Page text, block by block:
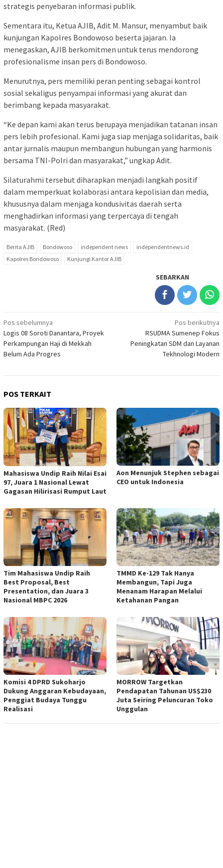
strategis penyebaran informasi publik.
Sementara itu, Ketua AJIB, Adit M. Mansur, menyambut baik
kunjungan Kapolres Bondowoso beserta jajaran. Ia
menegaskan, AJIB berkomitmen untuk terus mendorong
profesionalisme insan pers di Bondowoso.
Menurutnya, pers memiliki peran penting sebagai kontrol
sosial sekaligus penyampai informasi yang akurat dan
berimbang kepada masyarakat.
“Ke depan kami akan terus berupaya menjadikan tatanan insan
pers lebih profesional. Kami juga siap menjaga solidaritas, baik
antar jurnalis maupun membangun hubungan yang harmonis
bersama TNI-Polri dan masyarakat,” ungkap Adit.
Silaturahmi tersebut diharapkan menjadi langkah positif
dalam memperkuat kolaborasi antara kepolisian dan media,
khususnya dalam menjaga kondusivitas daerah serta
menghadirkan informasi yang terpercaya di tengah
masyarakat. (Red)
Berita AJIB Bondowoso independent news
independentnews.id
Kapolres Bondowoso
Kunjungi Kantor AJIB
SEBARKAN
Navigasi
pos
Pos sebelumnya
Logis 08 Soroti Danantara, Proyek
Perkampungan Haji di Mekkah
Belum Ada Progres
Pos berikutnya
RSUDMA Sumenep Fokus
Peningkatan SDM dan Layanan
Tekhnologi Modern
POS TERKAIT
Mahasiswa Undip Raih Nilai Esai
97, Juara 1 Nasional Lewat
Gagasan Hilirisasi Rumput Laut
Aon Menunjuk Stephen sebagai
CEO untuk Indonesia
Tim Mahasiswa Undip Raih
Best Proposal, Best
Presentation, dan Juara 3
Nasional MBPC 2026
TMMD Ke-129 Tak Hanya
Membangun, Tapi Juga
Menanam Harapan Melalui
Ketahanan Pangan
Komisi 4 DPRD Sukoharjo
Dukung Anggaran Kebudayaan,
Penggiat Budaya Tunggu
Realisasi
MORROW Targetkan
Pendapatan Tahunan US$230
Juta Seiring Peluncuran Toko
Unggulan